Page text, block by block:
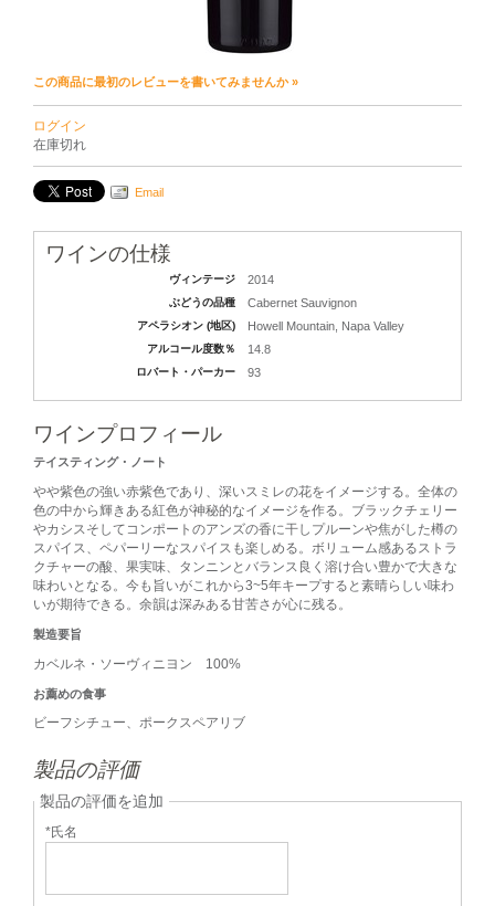
この商品に最初のレビューを書いてみませんか »
ログイン
在庫切れ
Email
ワインの仕様
ヴィンテージ 2014
ぶどうの品種 Cabernet Sauvignon
アペラシオン (地区) Howell Mountain, Napa Valley
アルコール度数％ 14.8
ロバート・パーカー 93
ワインプロフィール
テイスティング・ノート
やや紫色の強い赤紫色であり、深いスミレの花をイメージする。全体の
色の中から輝きある紅色が神秘的なイメージを作る。ブラックチェリー
やカシスそしてコンポートのアンズの香に干しプルーンや焦がした樽の
スパイス、ペパーリーなスパイスも楽しめる。ボリューム感あるストラ
クチャーの酸、果実味、タンニンとバランス良く溶け合い豊かで大きな
味わいとなる。今も旨いがこれから3~5年キープすると素晴らしい味わ
いが期待できる。余韻は深みある甘苦さが心に残る。
製造要旨
カベルネ・ソーヴィニヨン 100%
お薦めの食事
ビーフシチュー、ポークスペアリブ
製品の評価
製品の評価を追加
*氏名